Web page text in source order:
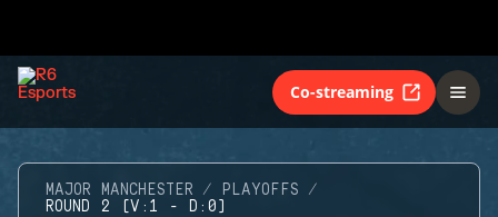
Co-streaming
MAJOR MANCHESTER
PLAYOFFS
ROUND 2 (V:1 - D:0)